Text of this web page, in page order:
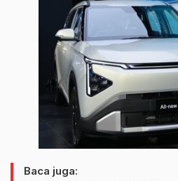
Baca juga: